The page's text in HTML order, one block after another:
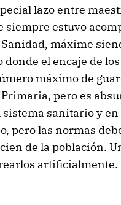
lazo entre
estuvo
máxime
el encaje de
máximo de
pero es
sanitario y en
pero las normas
de la población.
artificialmente.